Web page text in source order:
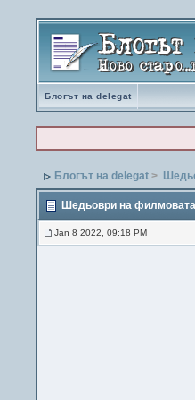
Блогът на delegat
Блогът на delegat >
Шедьоври на
Jan 8 2022, 09:18 PM